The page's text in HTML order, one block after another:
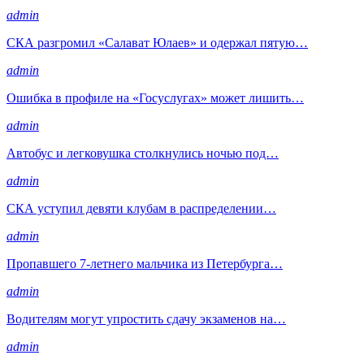
admin
СКА разгромил «Салават Юлаев» и одержал пятую…
admin
Ошибка в профиле на «Госуслугах» может лишить…
admin
Автобус и легковушка столкнулись ночью под…
admin
СКА уступил девяти клубам в распределении…
admin
Пропавшего 7-летнего мальчика из Петербурга…
admin
Водителям могут упростить сдачу экзаменов на…
admin